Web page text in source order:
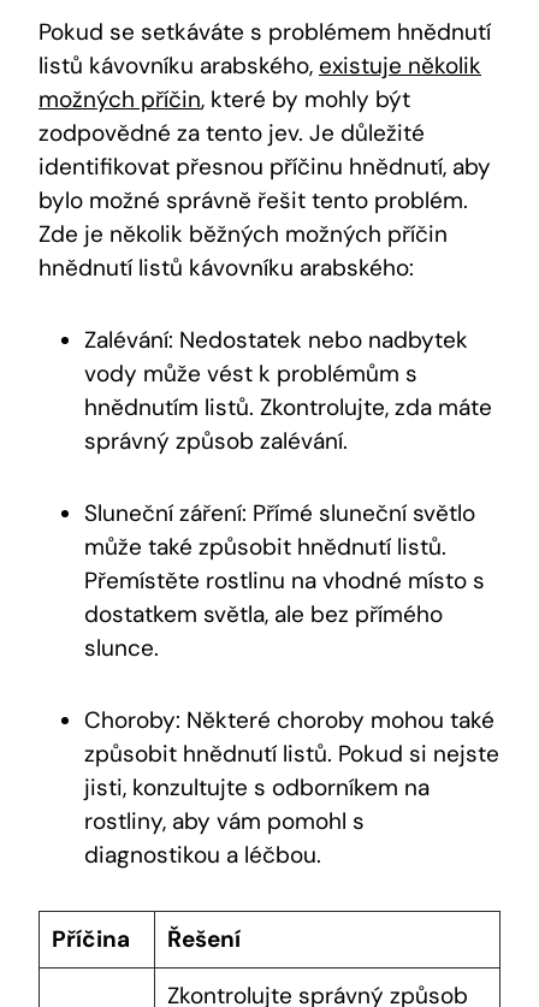
Pokud se setkáváte s problémem hnědnutí
listů kávovníku arabského, existuje několik
možných příčin, které by mohly být
zodpovědné za tento jev. Je důležité
identifikovat přesnou příčinu hnědnutí, aby
bylo možné správně řešit tento problém.
Zde je několik běžných možných příčin
hnědnutí listů kávovníku arabského:
Zalévání: Nedostatek nebo nadbytek
vody může vést k problémům s
hnědnutím listů. Zkontrolujte, zda máte
správný způsob zalévání.
Sluneční záření: Přímé sluneční světlo
může také způsobit hnědnutí listů.
Přemístěte rostlinu na vhodné místo s
dostatkem světla, ale bez přímého
slunce.
Choroby: Některé choroby mohou také
způsobit hnědnutí listů. Pokud si nejste
jisti, konzultujte s odborníkem na
rostliny, aby vám pomohl s
diagnostikou a léčbou.
Příčina
Řešení
Zkontrolujte správný způsob